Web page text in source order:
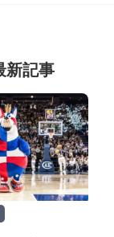
新記事